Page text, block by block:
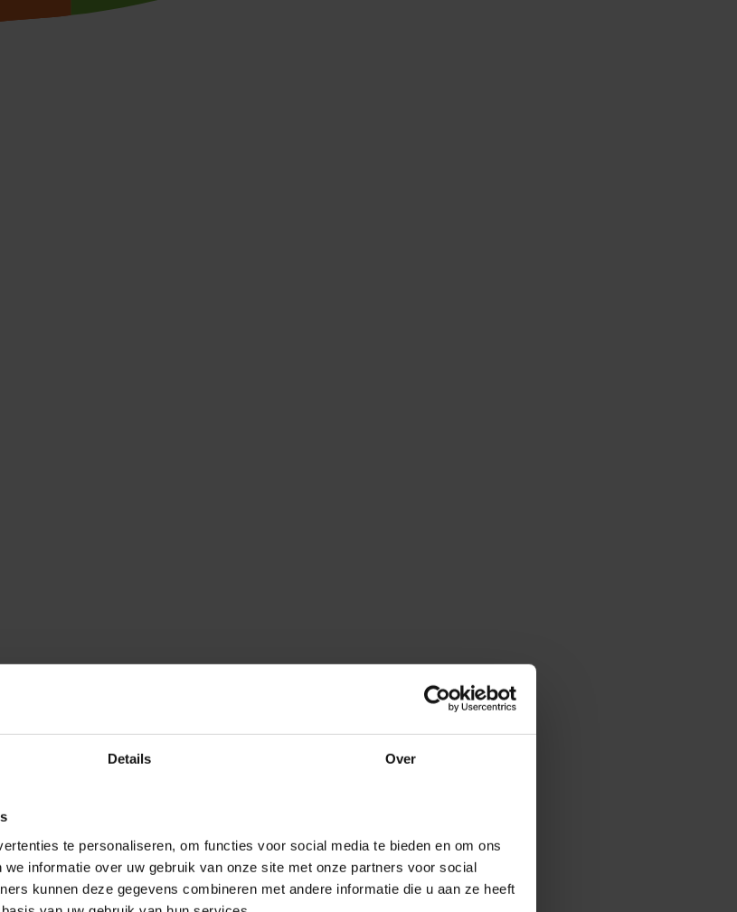
Details Over
te personaliseren, om functies voor social media te bieden en om ons
informatie over uw gebruik van onze site met onze partners voor social
kunnen deze gegevens combineren met andere informatie die u aan ze heeft